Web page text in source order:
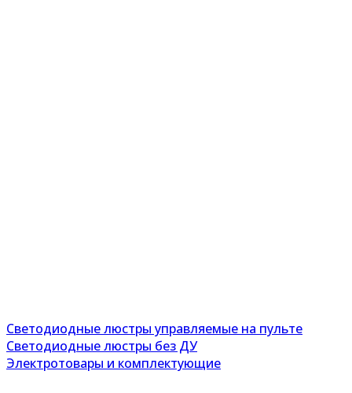
Светодиодные люстры управляемые на пульте
Светодиодные люстры без ДУ
Электротовары и комплектующие